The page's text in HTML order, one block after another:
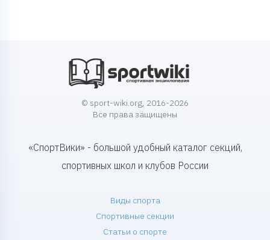
© sport-wiki.org, 2016-2026
Все права защищены
«СпортВики» - большой удобный каталог секций,
спортивных школ и клубов России
Виды спорта
Спортивные секции
Статьи о спорте